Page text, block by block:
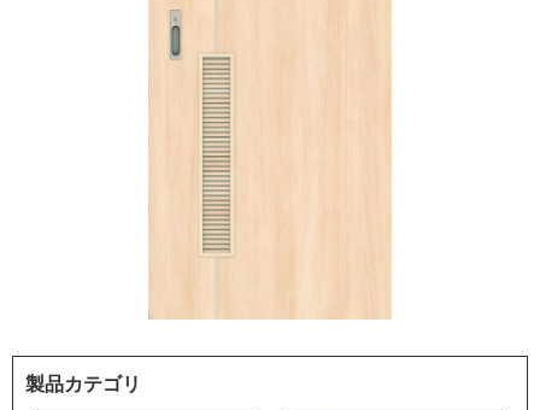
製品カテゴリ